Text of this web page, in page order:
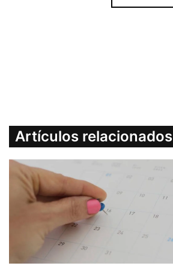
Artículos relacionados